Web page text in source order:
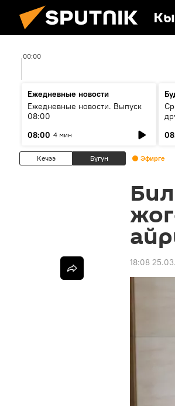
00:00
Ежедневные новости
Ежедневные новости. Выпуск
08:00
08:00 4 мин
Кечээ Бүгүн Эфирге
18:08